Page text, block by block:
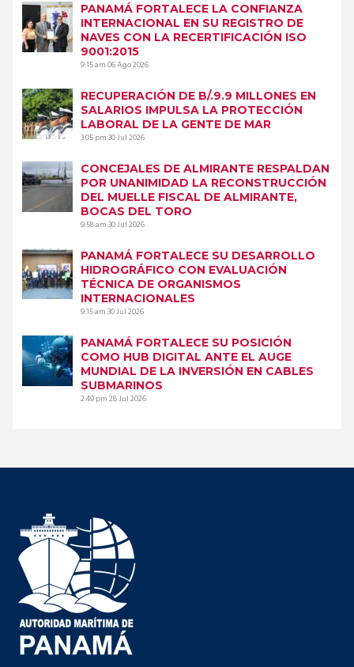
PANAMÁ FORTALECE LA CONFIANZA
INTERNACIONAL EN SU REGISTRO DE
NAVES CON LA RECERTIFICACIÓN ISO
9001:2015
9:15 am06 Ago 2026
RECUPERACIÓN DE B/.9.9 MILLONES EN
SALARIOS IMPULSA LA PROTECCIÓN
LABORAL DE LA GENTE DE MAR
3:05 pm30 Jul 2026
CONCEJALES DE ALMIRANTE RESPALDAN
POR UNANIMIDAD LA RECONSTRUCCIÓN
DEL MUELLE FISCAL DE ALMIRANTE,
BOCAS DEL TORO
9:58 am30 Jul 2026
PANAMÁ FORTALECE SU DESARROLLO
HIDROGRÁFICO CON EVALUACIÓN
TÉCNICA DE ORGANISMOS
INTERNACIONALES
9:15 am30 Jul 2026
PANAMÁ FORTALECE SU POSICIÓN
COMO HUB DIGITAL ANTE EL AUGE
MUNDIAL DE LA INVERSIÓN EN CABLES
SUBMARINOS
2:49 pm28 Jul 2026